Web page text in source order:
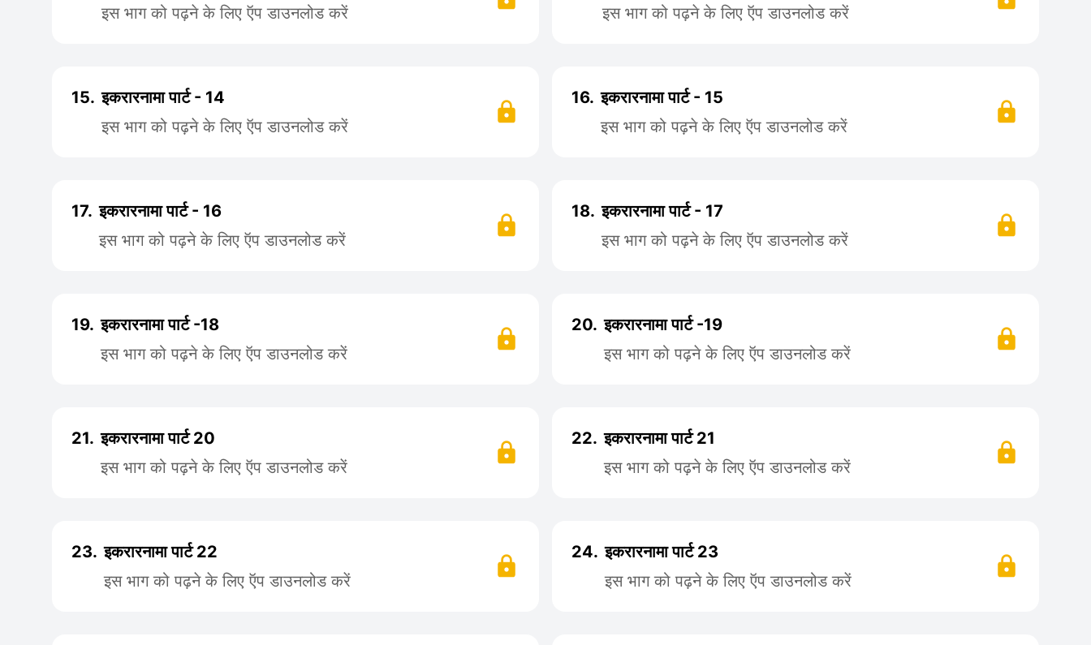
इस भाग को पढ़ने के लिए ऍप डाउनलोड करें
इस भाग को पढ़ने के लिए ऍप डाउनलोड करें
15. इकरारनामा पार्ट - 14
इस भाग को पढ़ने के लिए ऍप डाउनलोड करें
16. इकरारनामा पार्ट - 15
इस भाग को पढ़ने के लिए ऍप डाउनलोड करें
17. इकरारनामा पार्ट - 16
इस भाग को पढ़ने के लिए ऍप डाउनलोड करें
18. इकरारनामा पार्ट - 17
इस भाग को पढ़ने के लिए ऍप डाउनलोड करें
19. इकरारनामा पार्ट -18
इस भाग को पढ़ने के लिए ऍप डाउनलोड करें
20. इकरारनामा पार्ट -19
इस भाग को पढ़ने के लिए ऍप डाउनलोड करें
21. इकरारनामा पार्ट 20
इस भाग को पढ़ने के लिए ऍप डाउनलोड करें
22. इकरारनामा पार्ट 21
इस भाग को पढ़ने के लिए ऍप डाउनलोड करें
23. इकरारनामा पार्ट 22
इस भाग को पढ़ने के लिए ऍप डाउनलोड करें
24. इकरारनामा पार्ट 23
इस भाग को पढ़ने के लिए ऍप डाउनलोड करें